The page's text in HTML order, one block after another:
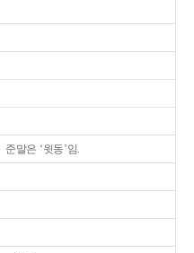
준말은 ‘윗동’임.